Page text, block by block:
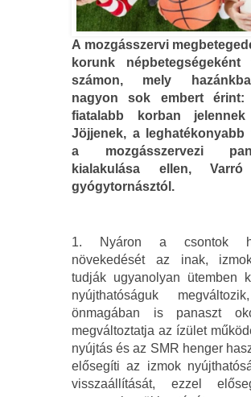
A mozgásszervi
korunk népbetegségeként
számon, mely
nagyon sok embert érint:
fiatalabb korban
Jöjjenek, a leghatékonyabb
a mozgásszervezi
kialakulása ellen,
gyógytornásztól.
1. Nyáron a csontok
növekedését az inak,
tudják ugyanolyan ütemben
nyújthatóságuk
önmagában is panaszt
megváltoztatja az ízület
nyújtás és az SMR henger
elősegíti az izmok
visszaállítását, ezzel